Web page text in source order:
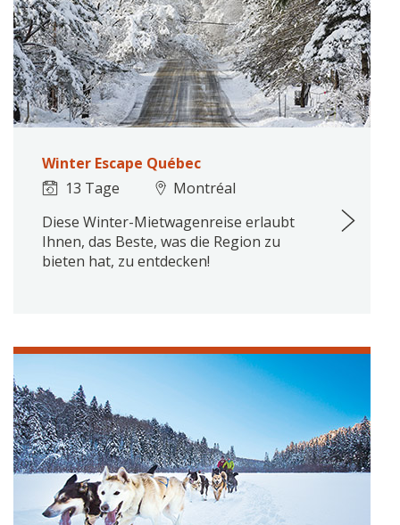
Winter Escape Québec
13 Tage
Montréal
Diese Winter-Mietwagenreise erlaubt
Ihnen, das Beste, was die Region zu
bieten hat, zu entdecken!